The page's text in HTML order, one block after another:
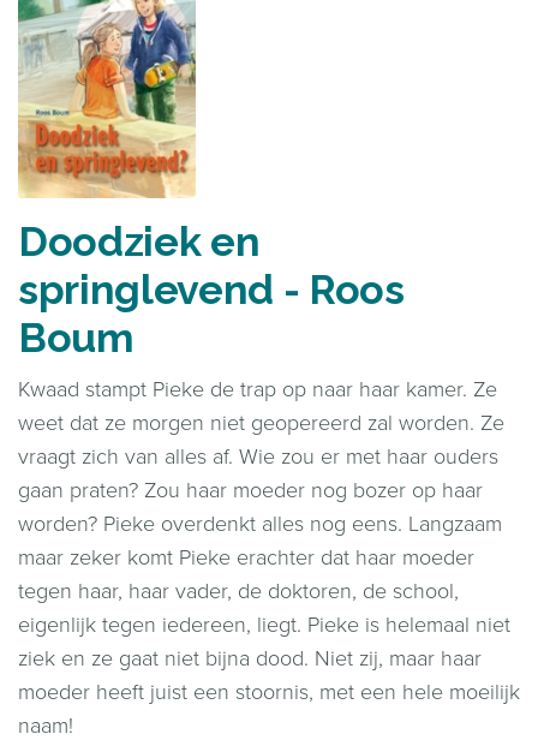
Doodziek en
springlevend - Roos
Boum
Kwaad stampt Pieke de trap op naar haar kamer. Ze
weet dat ze morgen niet geopereerd zal worden. Ze
vraagt zich van alles af. Wie zou er met haar ouders
gaan praten? Zou haar moeder nog bozer op haar
worden? Pieke overdenkt alles nog eens. Langzaam
maar zeker komt Pieke erachter dat haar moeder
tegen haar, haar vader, de doktoren, de school,
eigenlijk tegen iedereen, liegt. Pieke is helemaal niet
ziek en ze gaat niet bijna dood. Niet zij, maar haar
moeder heeft juist een stoornis, met een hele moeilijk
naam!